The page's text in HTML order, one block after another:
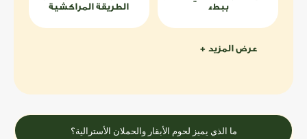
ببطء
الطريقة المراكشية
عرض المزيد +
ما الذي يميز لحوم الأبقار والحملان الأسترالية؟